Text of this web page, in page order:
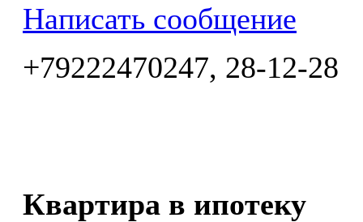
Написать сообщение
+79222470247, 28-12-28
Квартира в ипотеку